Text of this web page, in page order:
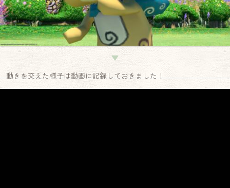
▼
動きを交えた様子は動画に記録しておきました！